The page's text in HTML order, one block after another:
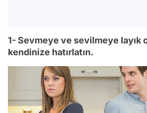
1- Sevmeye ve sevilmeye layık
kendinize hatırlatın.